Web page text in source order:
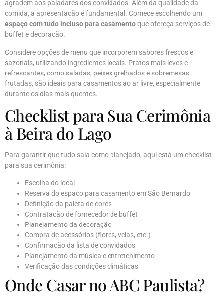
agradem aos paladares dos convidados. Além da qualidade da
comida, a apresentação é fundamental. Comece escolhendo um
espaço com tudo incluso para casamentoque ofereça serviços de
buffet e decoração.
Considere opções de menu que incorporem sabores frescos e
sazonais, utilizando ingredientes locais. Pratos mais leves e
refrescantes, como saladas, peixes grelhados e sobremesas
frutadas, são ideais para casamentos ao ar livre, especialmente
durante os dias mais quentes.
Checklist para Sua Cerimônia
à Beira do Lago
Para garantir que tudo saia como planejado, aqui está um checklist
para sua cerimônia:
Escolha do local
Reserva do espaço para casamento em São Bernardo
Definição da paleta de cores
Contratação de fornecedor de buffet
Planejamento da decoração
Compra de acessórios (flores, velas, etc.)
Confirmação da lista de convidados
Planejamento da música e entretenimento
Verificação das condições climáticas
Onde Casar no ABC Paulista?